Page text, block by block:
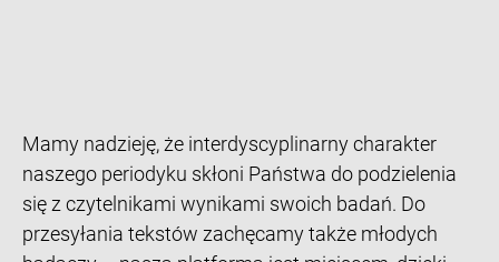
Mamy nadzieję, że interdyscyplinarny charakter
naszego periodyku skłoni Państwa do podzielenia
się z czytelnikami wynikami swoich badań. Do
przesyłania tekstów zachęcamy także młodych